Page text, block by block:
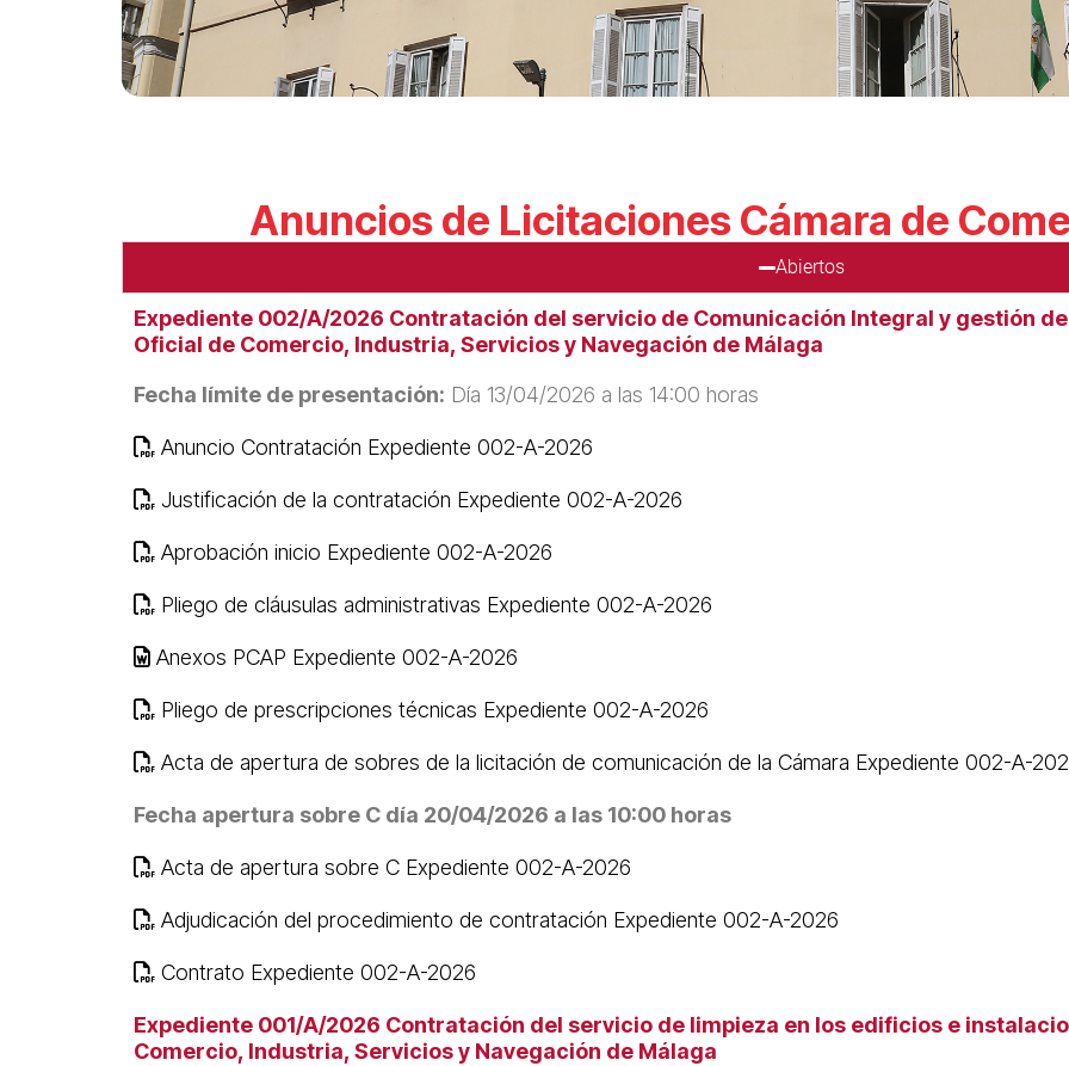
Anuncios de Licitaciones Cámara de
Abiertos
Expediente 002/A/2026 Contratación del servicio de Comunicación Integral y gestión
Oficial de Comercio, Industria, Servicios y Navegación de Málaga
Fecha límite de presentación: Día 13/04/2026 a las 14:00 horas
Anuncio Contratación Expediente 002-A-2026
Justificación de la contratación Expediente 002-A-2026
Aprobación inicio Expediente 002-A-2026
Pliego de cláusulas administrativas Expediente 002-A-2026
Anexos PCAP Expediente 002-A-2026
Pliego de prescripciones técnicas Expediente 002-A-2026
Acta de apertura de sobres de la licitación de comunicación de la Cámara Expediente 002-A-
Fecha apertura sobre C día 20/04/2026 a las 10:00 horas
Acta de apertura sobre C Expediente 002-A-2026
Adjudicación del procedimiento de contratación Expediente 002-A-2026
Contrato Expediente 002-A-2026
Expediente 001/A/2026 Contratación del servicio de limpieza en los edificios e
Comercio, Industria, Servicios y Navegación de Málaga